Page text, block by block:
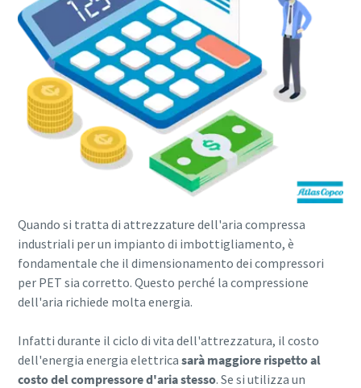
Quando si tratta di attrezzature dell'aria compressa
industriali per un impianto di imbottigliamento, è
fondamentale che il dimensionamento dei compressori
per PET sia corretto. Questo perché la compressione
dell'aria richiede molta energia.
Infatti durante il ciclo di vita dell'attrezzatura, il costo
dell'energia energia elettrica sarà maggiore rispetto al
costo del compressore d'aria stesso. Se si utilizza un